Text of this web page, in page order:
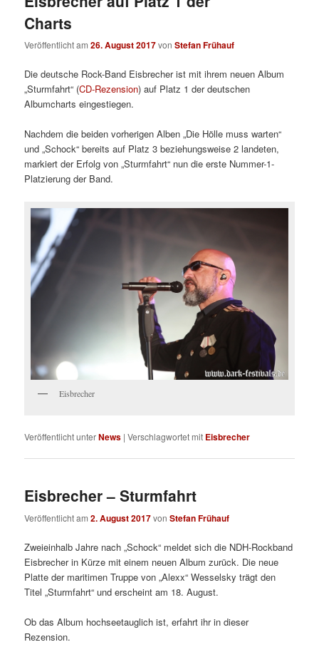
Charts
Veröffentlicht am26. August 2017vonStefan Frühauf
Die deutsche Rock-Band Eisbrecher ist mit ihrem neuen Album
„Sturmfahrt“ (CD-Rezension) auf Platz 1 der deutschen
Albumcharts eingestiegen.
Nachdem die beiden vorherigen Alben „Die Hölle muss warten“
und „Schock“ bereits auf Platz 3 beziehungsweise 2 landeten,
markiert der Erfolg von „Sturmfahrt“ nun die erste Nummer-1-
Platzierung der Band.
Eisbrecher
Veröffentlicht unterNews |Verschlagwortet mit Eisbrecher
Eisbrecher – Sturmfahrt
Veröffentlicht am2. August 2017vonStefan Frühauf
Zweieinhalb Jahre nach „Schock“ meldet sich die NDH-Rockband
Eisbrecher in Kürze mit einem neuen Album zurück. Die neue
Platte der maritimen Truppe von „Alexx“ Wesselsky trägt den
Titel „Sturmfahrt“ und erscheint am 18. August.
Ob das Album hochseetauglich ist, erfahrt ihr in dieser
Rezension.